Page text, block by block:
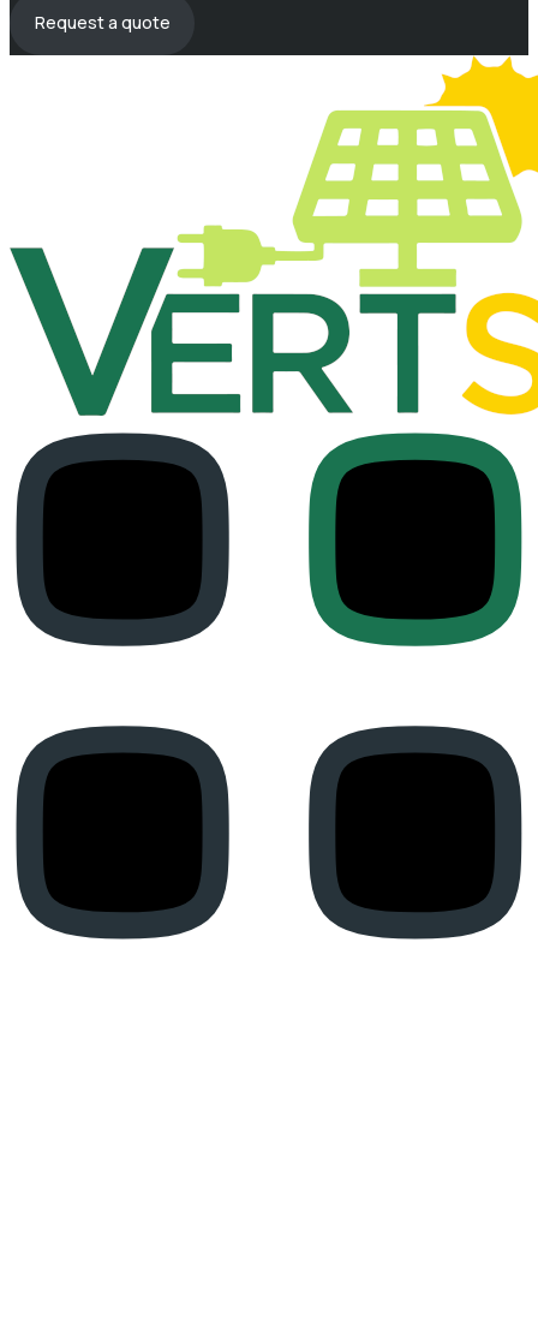
Request a quote